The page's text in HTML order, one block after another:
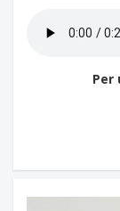
Per